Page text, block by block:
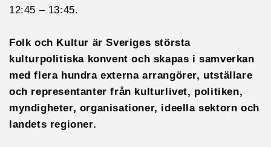
12:45 – 13:45.
Folk och Kultur är Sveriges största
kulturpolitiska konvent och skapas i samverkan
med flera hundra externa arrangörer, utställare
och representanter från kulturlivet, politiken,
myndigheter, organisationer, ideella sektorn och
landets regioner.